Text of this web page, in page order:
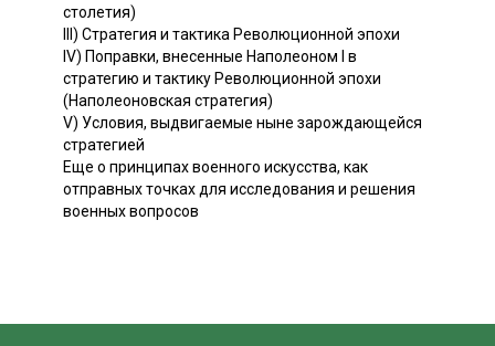
столетия)
III) Стратегия и тактика Революционной эпохи
IV) Поправки, внесенные Наполеоном I в
стратегию и тактику Революционной эпохи
(Наполеоновская стратегия)
V) Условия, выдвигаемые ныне зарождающейся
стратегией
Еще о принципах военного искусства, как
отправных точках для исследования и решения
военных вопросов